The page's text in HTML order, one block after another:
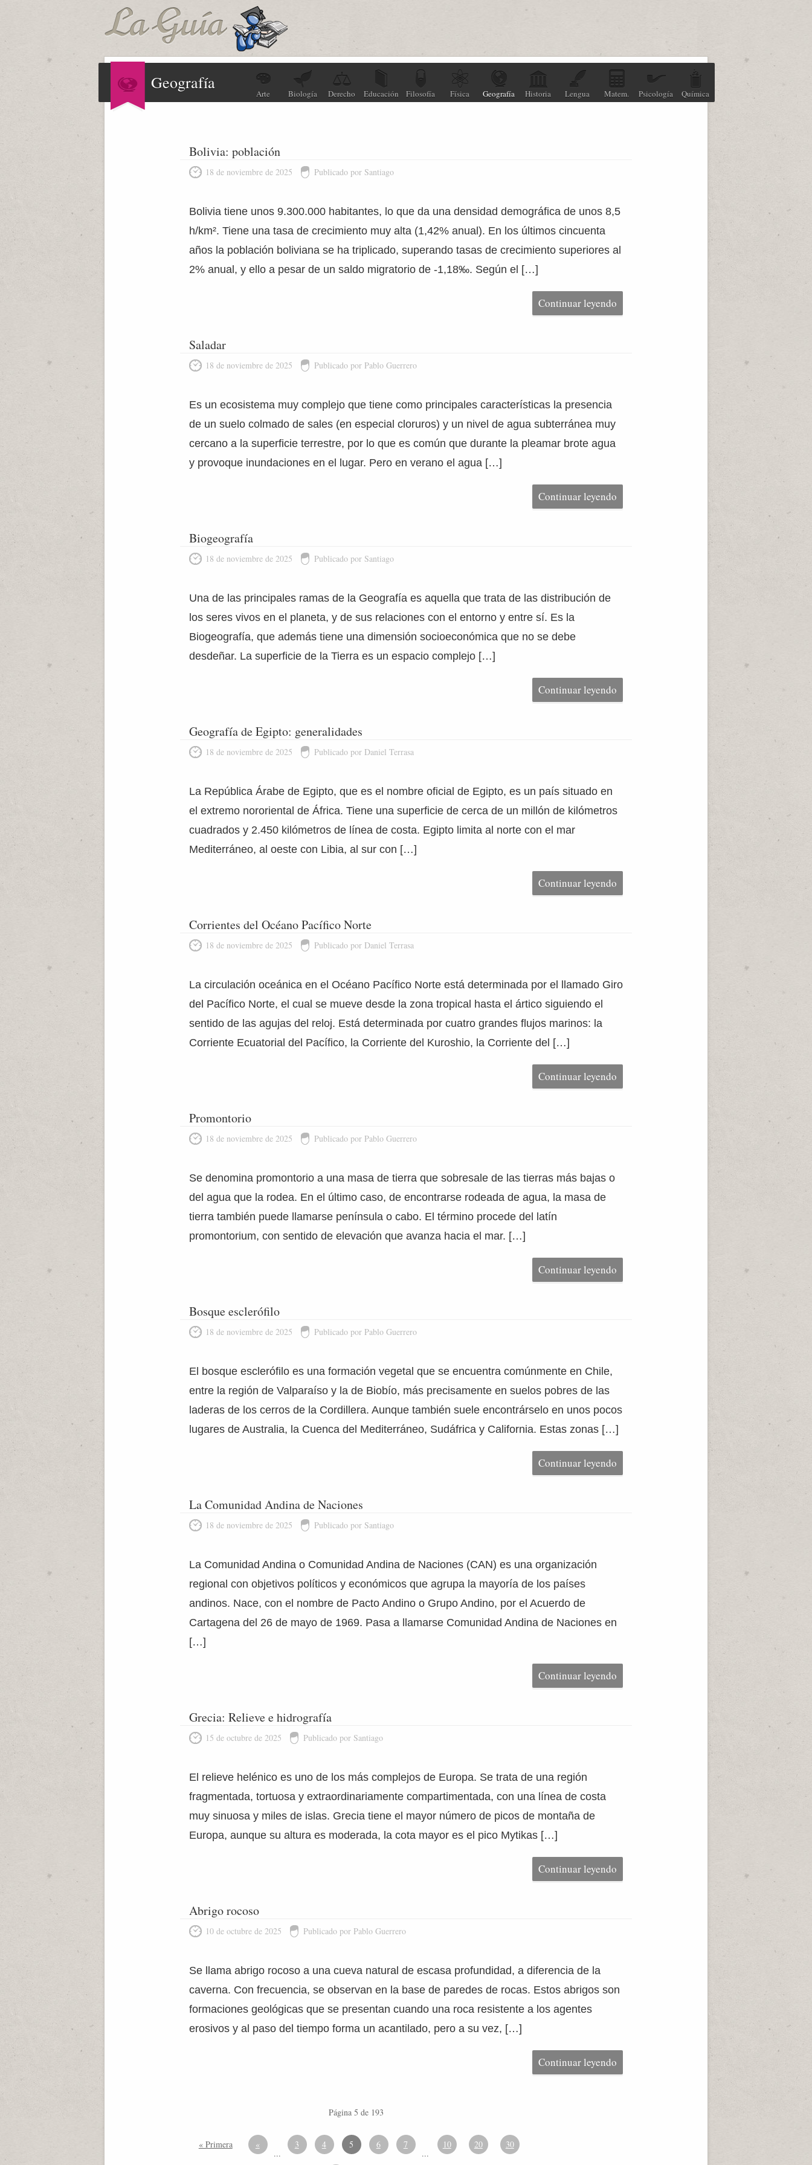
Geografía
Arte Biología Derecho Educación Filosofía Física Geografía Historia Lengua Matem. Psicología Química
Bolivia: población
18 de noviembre de 2025 Publicado por Santiago
Bolivia tiene unos 9.300.000 habitantes, lo que da una densidad demográfica de unos 8,5
h/km². Tiene una tasa de crecimiento muy alta (1,42% anual). En los últimos cincuenta
años la población boliviana se ha triplicado, superando tasas de crecimiento superiores al
2% anual, y ello a pesar de un saldo migratorio de -1,18‰. Según el […]
Continuar leyendo
Saladar
18 de noviembre de 2025 Publicado por Pablo Guerrero
Es un ecosistema muy complejo que tiene como principales características la presencia
de un suelo colmado de sales (en especial cloruros) y un nivel de agua subterránea muy
cercano a la superficie terrestre, por lo que es común que durante la pleamar brote agua
y provoque inundaciones en el lugar. Pero en verano el agua […]
Continuar leyendo
Biogeografía
18 de noviembre de 2025 Publicado por Santiago
Una de las principales ramas de la Geografía es aquella que trata de las distribución de
los seres vivos en el planeta, y de sus relaciones con el entorno y entre sí. Es la
Biogeografía, que además tiene una dimensión socioeconómica que no se debe
desdeñar. La superficie de la Tierra es un espacio complejo […]
Continuar leyendo
Geografía de Egipto: generalidades
18 de noviembre de 2025 Publicado por Daniel Terrasa
La República Árabe de Egipto, que es el nombre oficial de Egipto, es un país situado en
el extremo nororiental de África. Tiene una superficie de cerca de un millón de kilómetros
cuadrados y 2.450 kilómetros de línea de costa. Egipto limita al norte con el mar
Mediterráneo, al oeste con Libia, al sur con […]
Continuar leyendo
Corrientes del Océano Pacífico Norte
18 de noviembre de 2025 Publicado por Daniel Terrasa
La circulación oceánica en el Océano Pacífico Norte está determinada por el llamado Giro
del Pacífico Norte, el cual se mueve desde la zona tropical hasta el ártico siguiendo el
sentido de las agujas del reloj. Está determinada por cuatro grandes flujos marinos: la
Corriente Ecuatorial del Pacífico, la Corriente del Kuroshio, la Corriente del […]
Continuar leyendo
Promontorio
18 de noviembre de 2025 Publicado por Pablo Guerrero
Se denomina promontorio a una masa de tierra que sobresale de las tierras más bajas o
del agua que la rodea. En el último caso, de encontrarse rodeada de agua, la masa de
tierra también puede llamarse península o cabo. El término procede del latín
promontorium, con sentido de elevación que avanza hacia el mar. […]
Continuar leyendo
Bosque esclerófilo
18 de noviembre de 2025 Publicado por Pablo Guerrero
El bosque esclerófilo es una formación vegetal que se encuentra comúnmente en Chile,
entre la región de Valparaíso y la de Biobío, más precisamente en suelos pobres de las
laderas de los cerros de la Cordillera. Aunque también suele encontrárselo en unos pocos
lugares de Australia, la Cuenca del Mediterráneo, Sudáfrica y California. Estas zonas […]
Continuar leyendo
La Comunidad Andina de Naciones
18 de noviembre de 2025 Publicado por Santiago
La Comunidad Andina o Comunidad Andina de Naciones (CAN) es una organización
regional con objetivos políticos y económicos que agrupa la mayoría de los países
andinos. Nace, con el nombre de Pacto Andino o Grupo Andino, por el Acuerdo de
Cartagena del 26 de mayo de 1969. Pasa a llamarse Comunidad Andina de Naciones en
[…]
Continuar leyendo
Grecia: Relieve e hidrografía
15 de octubre de 2025 Publicado por Santiago
El relieve helénico es uno de los más complejos de Europa. Se trata de una región
fragmentada, tortuosa y extraordinariamente compartimentada, con una línea de costa
muy sinuosa y miles de islas. Grecia tiene el mayor número de picos de montaña de
Europa, aunque su altura es moderada, la cota mayor es el pico Mytikas […]
Continuar leyendo
Abrigo rocoso
10 de octubre de 2025 Publicado por Pablo Guerrero
Se llama abrigo rocoso a una cueva natural de escasa profundidad, a diferencia de la
caverna. Con frecuencia, se observan en la base de paredes de rocas. Estos abrigos son
formaciones geológicas que se presentan cuando una roca resistente a los agentes
erosivos y al paso del tiempo forma un acantilado, pero a su vez, […]
Continuar leyendo
Página 5 de 193
« Primera «
...
3 4 5 6 7
...
10 20 30